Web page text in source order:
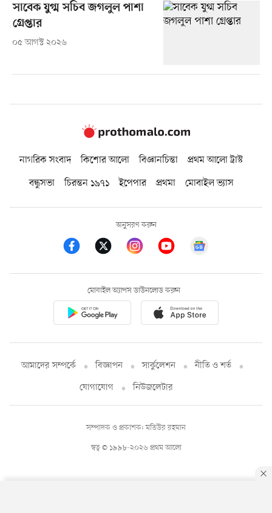
সাবেক যুগ্ম সচিব জগলুল পাশা
গ্রেপ্তার
০৫ আগস্ট ২০২৬
নাগরিক সংবাদ কিশোর আলো বিজ্ঞানচিন্তা
প্রথম আলো ট্রাস্ট
বন্ধুসভা
চিরন্তন ১৯৭১ ইপেপার প্রথমা মোবাইল ভ্যাস
অনুসরণ করুন
মোবাইল অ্যাপস ডাউনলোড করুন
আমাদের সম্পর্কে বিজ্ঞাপন সার্কুলেশন
নীতি ও শর্ত
যোগাযোগ
নিউজলেটার
স্বত্ব © ১৯৯৮-২০২৬ প্রথম আলো
সম্পাদক ও প্রকাশক: মতিউর রহমান